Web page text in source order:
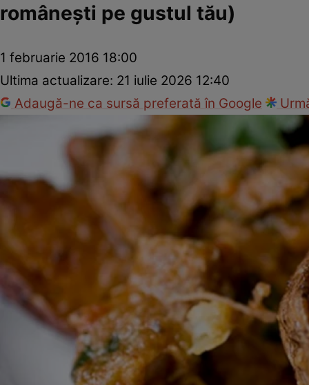
româneşti pe gustul tău)
1 februarie 2016 18:00
Ultima actualizare: 21 iulie 2026 12:40
Adaugă-ne ca sursă preferată în Google